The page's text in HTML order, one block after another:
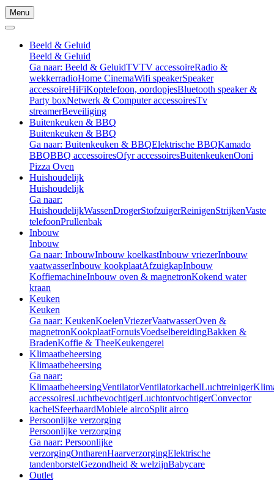
Menu
Beeld & Geluid
Beeld & Geluid
Ga naar: Beeld & GeluidTVTV accessoireRadio &
wekkerradioHome CinemaWifi speakerSpeaker
accessoireHiFiKoptelefoon, oordopjesBluetooth speaker &
Party boxNetwerk & Computer accessoiresTv
streamerBeveiliging
Buitenkeuken & BBQ
Buitenkeuken & BBQ
Ga naar: Buitenkeuken & BBQElektrische BBQKamado
BBQBBQ accessoiresOfyr accessoiresBuitenkeukenOoni
Pizza Oven
Huishoudelijk
Huishoudelijk
Ga naar:
HuishoudelijkWassenDrogerStofzuigerReinigenStrijkenVaste
telefoonPrullenbak
Inbouw
Inbouw
Ga naar: InbouwInbouw koelkastInbouw vriezerInbouw
vaatwasserInbouw kookplaatAfzuigkapInbouw
KoffiemachineInbouw oven & magnetronKokend water
kraan
Keuken
Keuken
Ga naar: KeukenKoelenVriezerVaatwasserOven &
magnetronKookplaatFornuisVoedselbereidingBakken &
BradenKoffie & TheeKeukengerei
Klimaatbeheersing
Klimaatbeheersing
Ga naar:
KlimaatbeheersingVentilatorVentilatorkachelLuchtreiniger
accessoiresLuchtbevochtigerLuchtontvochtigerConvector
kachelSfeerhaardMobiele aircoSplit airco
Persoonlijke verzorging
Persoonlijke verzorging
Ga naar: Persoonlijke
verzorgingOntharenHaarverzorgingElektrische
tandenborstelGezondheid & welzijnBabycare
Outlet